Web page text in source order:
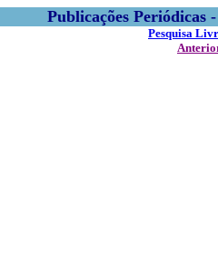
Publicações
Pesquisa